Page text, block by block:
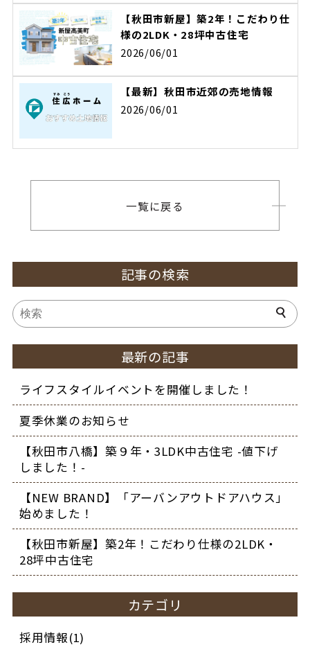
【秋田市新屋】築2年！こだわり仕
様の2LDK・28坪中古住宅
2026/06/01
【最新】秋田市近郊の売地情報
2026/06/01
一覧に戻る
記事の検索
最新の記事
ライフスタイルイベントを開催しました！
夏季休業のお知らせ
【秋田市八橋】築９年・3LDK中古住宅 -値下げ
しました！-
【NEW BRAND】「アーバンアウトドアハウス」
始めました！
【秋田市新屋】築2年！こだわり仕様の2LDK・
28坪中古住宅
カテゴリ
採用情報(1)